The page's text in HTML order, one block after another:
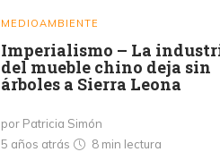
MEDIOAMBIENTE
Imperialismo – La
del mueble chino deja sin
árboles a Sierra Leona
por Patricia Simón
5 años atrás
8 min lectura